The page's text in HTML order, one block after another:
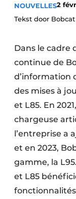
Construction
Éclairage
Fondations
Façades
Géotextiles
NOUVELLES2
Tekst door Bobcat
Dans le cadre
continue de
d’information
des mises à
et L85. En
chargeuse
l’entreprise a
et en 2023,
gamme, la
et L85